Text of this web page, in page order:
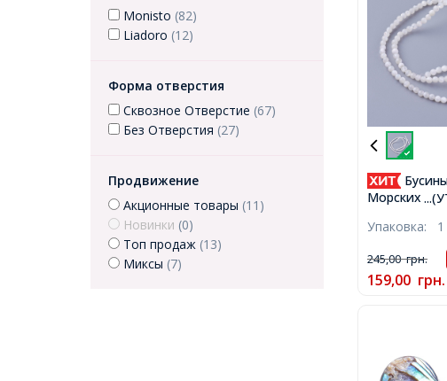
Monisto (82)
Liadoro (12)
Форма отверстия
Сквозное Отверстие (67)
Без Отверстия (27)
Продвижение
Акционные товары (11)
Новинки (0)
Топ продаж (13)
Миксы (7)
Морских
Круглые, 3-
Отверстие
123шт/36см/
Упаковка:
245,00грн.
159,00 грн.